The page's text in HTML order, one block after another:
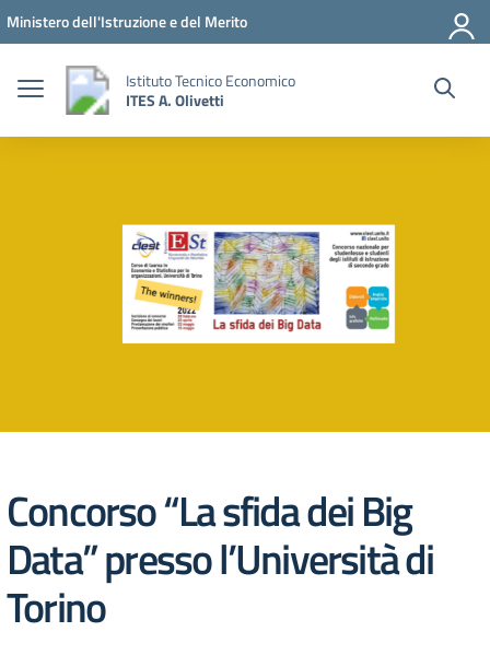
Vai ai contenuti
Vai al menu di navigazione
Vai al footer
Ministero dell'Istruzione e del Merito
Istituto Tecnico Economico
ITES A. Olivetti
Concorso “La sfida dei Big
Data” presso l’Università di
Torino